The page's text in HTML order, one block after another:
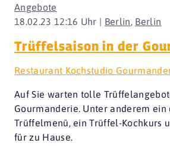
18.02.23 12:16 Uhr | Berlin, Berlin
Angebote
Trüffelsaison in der
Restaurant Kochstudio
Auf Sie warten tolle
Gourmanderie. Unter anderem ein
Trüffelmenü, ein Trüffel-Kochkurs
für zu Hause.